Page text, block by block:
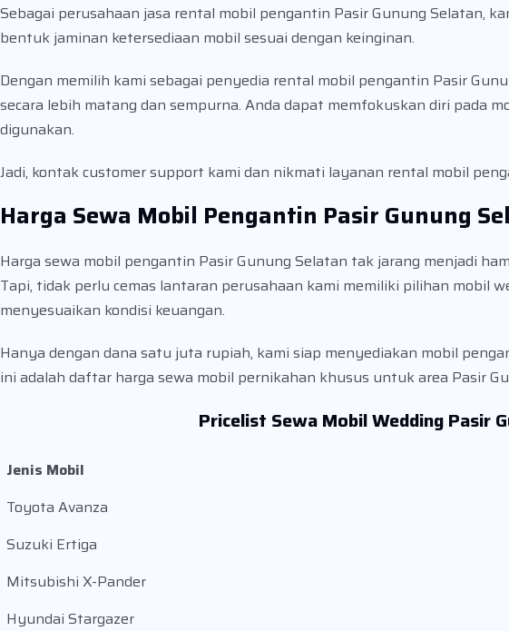
Sebagai perusahaan jasa rental mobil pengantin Pasir Gunung Selatan,
bentuk jaminan ketersediaan mobil sesuai dengan keinginan.
Dengan memilih kami sebagai penyedia rental mobil pengantin Pasir
secara lebih matang dan sempurna. Anda dapat memfokuskan diri pada
digunakan.
Jadi, kontak customer support kami dan nikmati layanan rental mobil
Harga Sewa Mobil Pengantin Pasir Gunung
Harga sewa mobil pengantin Pasir Gunung Selatan tak jarang menjadi
Tapi, tidak perlu cemas lantaran perusahaan kami memiliki pilihan mobil
menyesuaikan kondisi keuangan.
Hanya dengan dana satu juta rupiah, kami siap menyediakan mobil
ini adalah daftar harga sewa mobil pernikahan khusus untuk area Pasir
Pricelist Sewa Mobil Wedding Pasir
Jenis Mobil
Toyota Avanza
Suzuki Ertiga
Mitsubishi X-Pander
Hyundai Stargazer